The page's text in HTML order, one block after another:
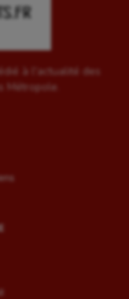
à l'actualité des
Métropole.